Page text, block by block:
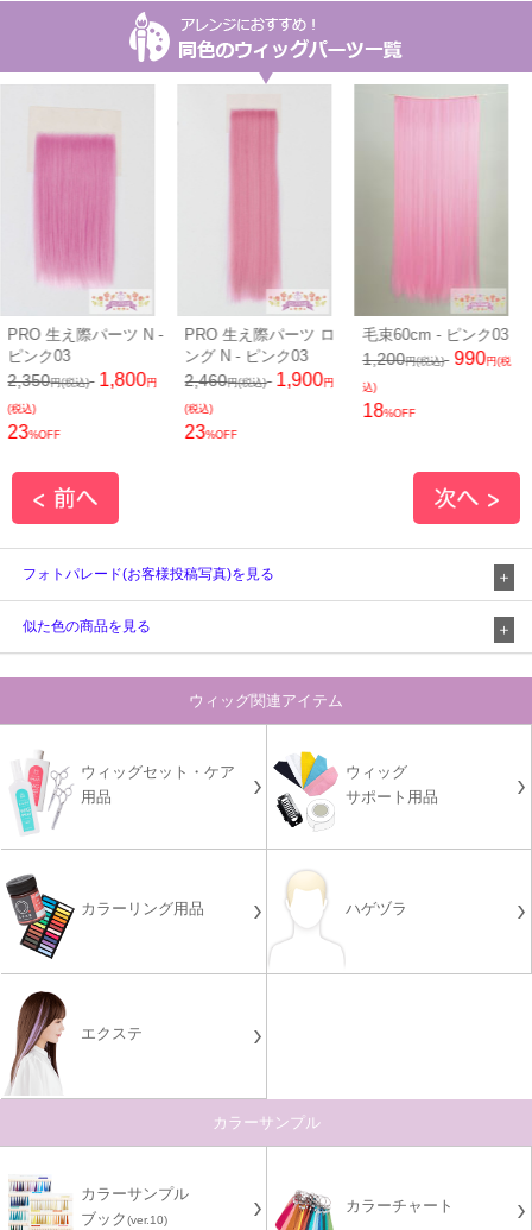
PRO 生え際パーツ N -
ピンク03
2,350円(税込) 1,800円
(税込)
23%OFF
PRO 生え際パーツ ロ
ング N - ピンク03
2,460円(税込) 1,900円
(税込)
23%OFF
毛束60cm - ピンク03
1,200円(税込) 990円(税
込)
18%OFF
フォトパレード(お客様投稿写真)を見る
似た色の商品を見る
ウィッグ関連アイテム
ウィッグセット・ケア
用品
ウィッグ
サポート用品
カラーリング用品 ハゲヅラ
エクステ
カラーサンプル
カラーサンプル
ブック(ver.10)
カラーチャート